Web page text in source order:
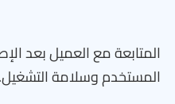
المتابعة مع العميل بعد
المستخدم وسلامة التشغيل.